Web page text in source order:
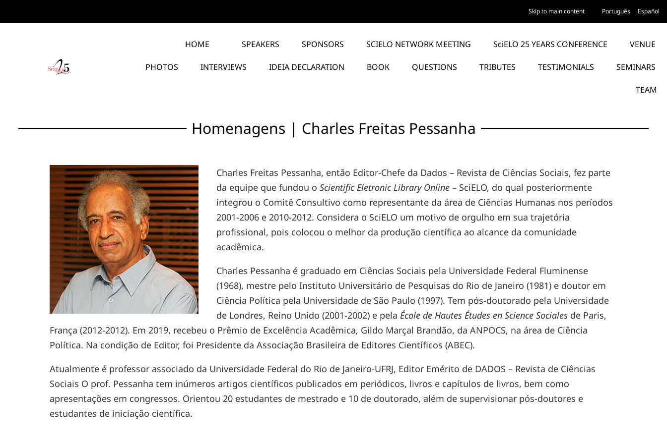
Skip to main content Português Español
HOME SPEAKERS SPONSORS SCIELO NETWORK MEETING SciELO 25 YEARS CONFERENCE VENUE
PHOTOS INTERVIEWS IDEIA DECLARATION BOOK QUESTIONS TRIBUTES TESTIMONIALS SEMINARS
TEAM
Homenagens | Charles Freitas Pessanha
Charles Freitas Pessanha, então Editor-Chefe da Dados – Revista de Ciências Sociais, fez parte
da equipe que fundou oScientific Eletronic Library Online – SciELO, do qual posteriormente
integrou o Comitê Consultivo como representante da área de Ciências Humanas nos períodos
2001-2006 e 2010-2012. Considera o SciELO um motivo de orgulho em sua trajetória
profissional, pois colocou o melhor da produção científica ao alcance da comunidade
acadêmica.
Charles Pessanha é graduado em Ciências Sociais pela Universidade Federal Fluminense
(1968), mestre pelo Instituto Universitário de Pesquisas do Rio de Janeiro (1981) e doutor em
Ciência Política pela Universidade de São Paulo (1997). Tem pós-doutorado pela Universidade
de Londres, Reino Unido (2001-2002) e pelaÉcole de Hautes Études en Science Sociales de Paris,
França (2012-2012). Em 2019, recebeu o Prêmio de Excelência Acadêmica, Gildo Marçal Brandão, da ANPOCS, na área de Ciência
Política. Na condição de Editor, foi Presidente da Associação Brasileira de Editores Científicos (ABEC).
Atualmente é professor associado da Universidade Federal do Rio de Janeiro-UFRJ, Editor Emérito de DADOS – Revista de Ciências
Sociais O prof. Pessanha tem inúmeros artigos científicos publicados em periódicos, livros e capítulos de livros, bem como
apresentações em congressos. Orientou 20 estudantes de mestrado e 10 de doutorado, além de supervisionar pós-doutores e
estudantes de iniciação científica.